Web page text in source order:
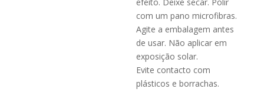
com um pano microfibras.
Agite a embalagem antes
de usar. Não aplicar em
exposição solar.
Evite contacto com
plásticos e borrachas.